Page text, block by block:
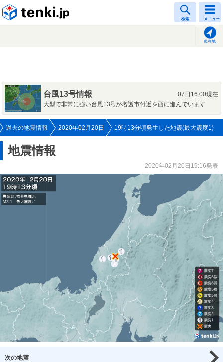
検索 メニュー
現在地
台風13号情報
07日16:00現在
大型で非常に強い台風13号が名護市付近を西に進んでいます
過去の地震情報 2020年02月20日 19時13分頃発生した地震(最大震度1)
地震情報
2020年02月20日19:16発表
次の地震